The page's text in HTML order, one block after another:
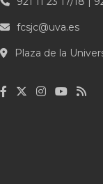
fcsjc@uva.es
Plaza de la